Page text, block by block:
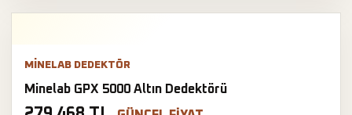
MINELAB DEDEKTÖR
Minelab GPX 5000 Altın Dedektörü